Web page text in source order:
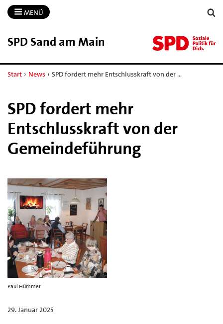
MENÜ
SPD Sand am Main
Start › News › SPD fordert mehr Entschlusskraft von der …
SPD fordert mehr
Entschlusskraft von der
Gemeindeführung
Paul Hümmer
29. Januar 2025